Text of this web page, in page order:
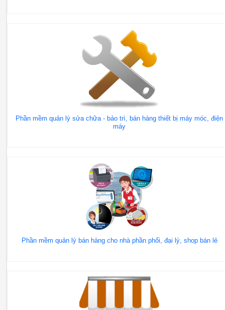
Phần mềm quản lý sửa chữa - bảo trì, bán hàng thiết bị máy móc, điện
máy
Phần mềm quản lý bán hàng cho nhà phần phối, đại lý, shop bán lẻ